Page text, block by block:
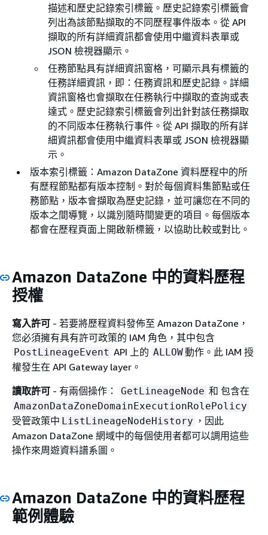
描述和歷史記錄索引標籤。歷史記錄索引標籤會
列出為該節點擷取的不同歷程事件版本。從 API
擷取的所有詳細資訊都會使用中繼資料表單或
JSON 檢視器顯示。
任務節點具有詳細資訊窗格，可顯示具有標籤的
任務詳細資訊，即：任務資訊和歷史記錄。詳細
資訊窗格也會擷取在任務執行中擷取的查詢或表
達式。歷史記錄索引標籤會列出針對該任務擷取
的不同版本任務執行事件。從 API 擷取的所有詳
細資訊都會使用中繼資料表單或 JSON 檢視器顯
示。
版本索引標籤：Amazon DataZone 資料歷程中的所
有歷程節點都有版本控制。對於每個資料集節點或任
務節點，版本會擷取為歷史記錄，並可讓您在不同的
版本之間導覽，以識別隨時間變更的項目。每個版本
都會在歷程頁面上開啟新標籤，以協助比較或對比。
Amazon DataZone 中的資料歷程
授權
寫入許可 - 若要將歷程資料發佈至 Amazon DataZone，
您必須擁有具有許可政策的 IAM 角色，其中包含
PostLineageEvent API 上的 ALLOW動作。此 IAM 授
權發生在 API Gateway layer。
讀取許可 - 有兩個操作： GetLineageNode 和 包含在
AmazonDataZoneDomainExecutionRolePolicy
受管政策中 ListLineageNodeHistory ，因此
Amazon DataZone 網域中的每個使用者都可以調用這些
操作來周遊資料譜系圖。
Amazon DataZone 中的資料歷程
範例體驗